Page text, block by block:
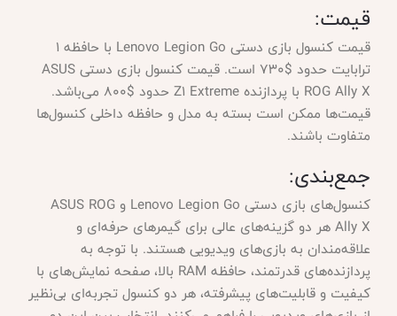
قیمت:
قیمت کنسول بازی دستی Lenovo Legion Go با حافظه ۱
ترابایت حدود $730 است. قیمت کنسول بازی دستی ASUS
ROG Ally X با پردازنده Z1 Extreme حدود $800 می‌باشد.
قیمت‌ها ممکن است بسته به مدل و حافظه داخلی کنسول‌ها
متفاوت باشند.
جمع‌بندی:
کنسول‌های بازی دستی Lenovo Legion Go و ASUS ROG
Ally X هر دو گزینه‌های عالی برای گیمرهای حرفه‌ای و
علاقه‌مندان به بازی‌های ویدیویی هستند. با توجه به
پردازنده‌های قدرتمند، حافظه RAM بالا، صفحه نمایش‌های با
کیفیت و قابلیت‌های پیشرفته، هر دو کنسول تجربه‌ای بی‌نظیر